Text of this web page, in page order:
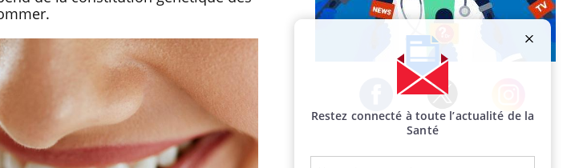
Facebook Twitter Instagram
Restez connecté à toute l’actualité de la
Santé